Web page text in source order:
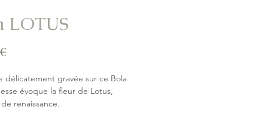
LOTUS
Prix
délicatement gravée sur ce Bola
évoque la fleur de Lotus,
renaissance.